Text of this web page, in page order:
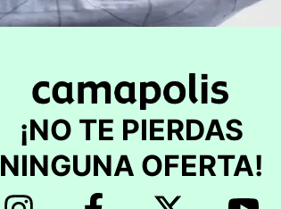
¡NO TE PIERDAS
NINGUNA OFERTA!